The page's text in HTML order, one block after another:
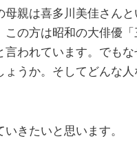
母親は喜多川美佳さんと
この方は昭和の大俳優「
言われています。でも
ょうか。そしてどんな人
きたいと思います。